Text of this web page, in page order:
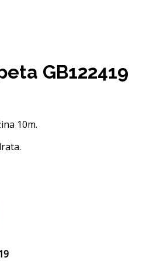
GB122419
10m.